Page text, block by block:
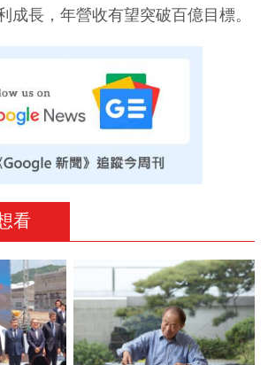
成長，年營收有望突破百億目標。
看